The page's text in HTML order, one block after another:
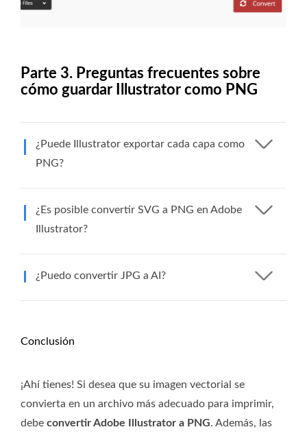
Parte 3. Preguntas frecuentes sobre
cómo guardar Illustrator como PNG
¿Puede Illustrator exportar cada capa como
PNG?
¿Es posible convertir SVG a PNG en Adobe
Illustrator?
¿Puedo convertir JPG a AI?
Conclusión
¡Ahí tienes! Si desea que su imagen vectorial se
convierta en un archivo más adecuado para imprimir,
debe convertir Adobe Illustrator a PNG. Además, las